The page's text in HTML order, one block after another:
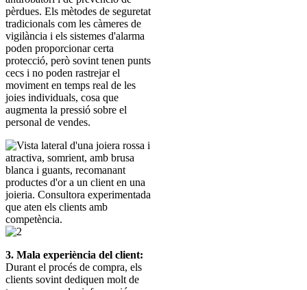
pèrdues. Els mètodes de seguretat
tradicionals com les càmeres de
vigilància i els sistemes d'alarma
poden proporcionar certa
protecció, però sovint tenen punts
cecs i no poden rastrejar el
moviment en temps real de les
joies individuals, cosa que
augmenta la pressió sobre el
personal de vendes.
3. Mala experiència del client:
Durant el procés de compra, els
clients sovint dediquen molt de